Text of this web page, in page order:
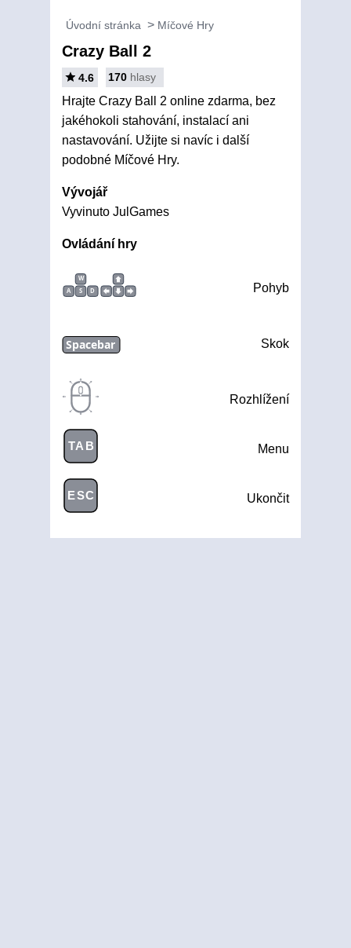
Úvodní stránka Míčové Hry
Crazy Ball 2
4.6 170 hlasy
Hrajte Crazy Ball 2 online zdarma, bez
jakéhokoli stahování, instalací ani
nastavování. Užijte si navíc i další
podobné Míčové Hry.
Vývojář
Vyvinuto JulGames
Ovládání hry
W
A
S D Pohyb
Spacebar Skok
Rozhlížení
TAB Menu
ESC Ukončit